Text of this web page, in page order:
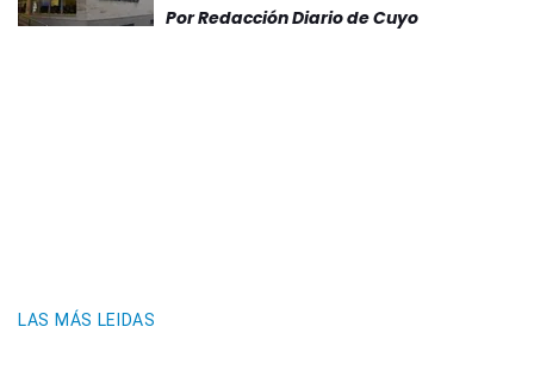
PorRedacción Diario de Cuyo
LAS MÁS LEIDAS